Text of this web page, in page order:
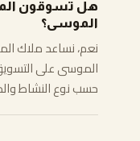
هل تسوقون
الموسى؟
نعم، نساعد ملاك
الموسى على
حسب نوع النشاط